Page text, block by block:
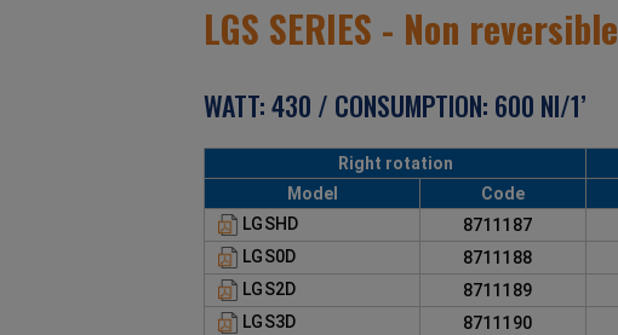
LGS SERIES - Non reversible
WATT: 430 / CONSUMPTION: 600 NI/1’
Right rotation
Model
Code
LGSHD
8711187
LGS0D
8711188
LGS2D
8711189
LGS3D
8711190